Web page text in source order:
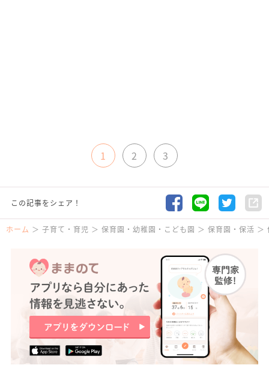
1 2 3
この記事をシェア！
ホーム 子育て・育児 保育園・幼稚園・こども園 保育園・保活